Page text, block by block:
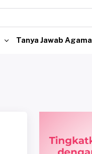
Tanya Jawab Agama